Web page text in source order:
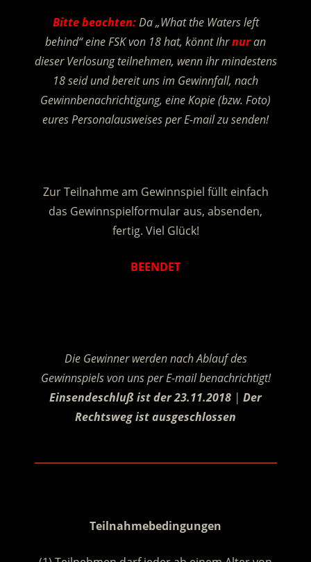
Bitte beachten:Da „What the Waters left
behind“ eine FSK von 18 hat, könnt Ihrnuran
dieser Verlosung teilnehmen, wenn ihr mindestens
18 seid und bereit uns im Gewinnfall, nach
Gewinnbenachrichtigung, eine Kopie (bzw. Foto)
eures Personalausweises per E-mail zu senden!
Zur Teilnahme am Gewinnspiel füllt einfach
das Gewinnspielformular aus, absenden,
fertig. Viel Glück!
BEENDET
Die Gewinner werden nach Ablauf des
Gewinnspiels von uns per E-mail benachrichtigt!
Einsendeschluß ist der 23.11.2018 | Der
Rechtsweg ist ausgeschlossen
Teilnahmebedingungen